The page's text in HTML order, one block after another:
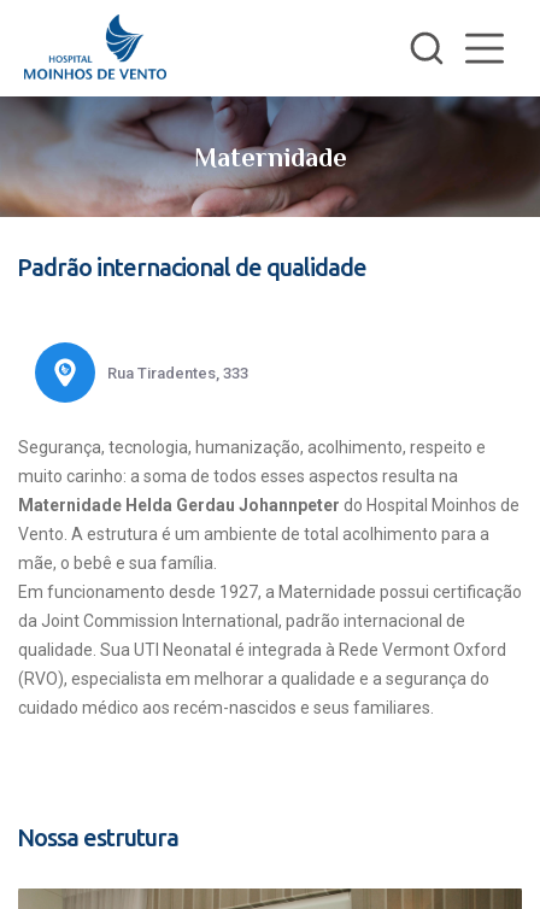
Maternidade
Padrão internacional de qualidade
Rua Tiradentes, 333
Segurança, tecnologia, humanização, acolhimento, respeito e
muito carinho: a soma de todos esses aspectos resulta na
Maternidade Helda Gerdau Johannpeter do Hospital Moinhos de
Vento. A estrutura é um ambiente de total acolhimento para a
mãe, o bebê e sua família.
Em funcionamento desde 1927, a Maternidade possui certificação
da Joint Commission International, padrão internacional de
qualidade. Sua UTI Neonatal é integrada à Rede Vermont Oxford
(RVO), especialista em melhorar a qualidade e a segurança do
cuidado médico aos recém-nascidos e seus familiares.
Nossa estrutura